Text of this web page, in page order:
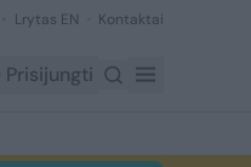
Lrytas EN Kontaktai
Prisijungti